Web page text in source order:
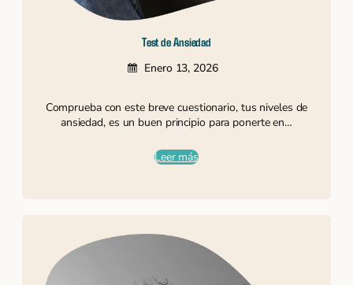
Test de Ansiedad
Enero 13, 2026
Comprueba con este breve cuestionario, tus niveles de
ansiedad, es un buen principio para ponerte en…
Leer más